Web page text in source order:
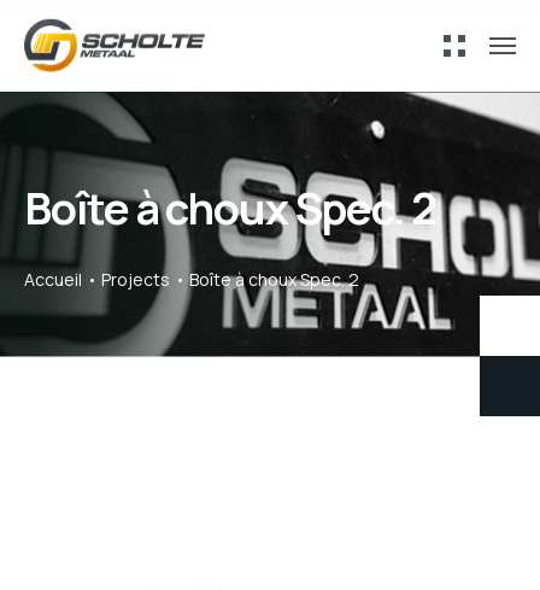
Boîte à choux Spec. 2
Accueil Projects Boîte à choux Spec. 2